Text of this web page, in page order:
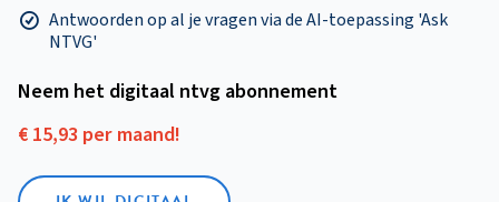
Antwoorden op al je vragen via de AI-toepassing 'Ask
NTVG'
Neem het digitaal ntvg abonnement
€ 15,93 per maand!